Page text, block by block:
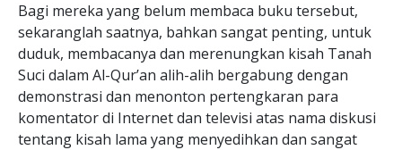
Bagi mereka yang belum membaca buku tersebut,
sekaranglah saatnya, bahkan sangat penting, untuk
duduk, membacanya dan merenungkan kisah Tanah
Suci dalam Al-Qur’an alih-alih bergabung dengan
demonstrasi dan menonton pertengkaran para
komentator di Internet dan televisi atas nama diskusi
tentang kisah lama yang menyedihkan dan sangat